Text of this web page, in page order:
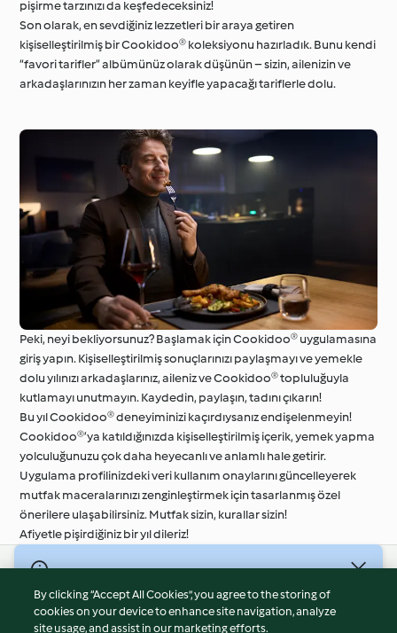
pişirme tarzınızı da keşfedeceksiniz!
Son olarak, en sevdiğiniz lezzetleri bir araya getiren
kişiselleştirilmiş bir Cookidoo® koleksiyonu hazırladık. Bunu kendi
“favori tarifler” albümünüz olarak düşünün – sizin, ailenizin ve
arkadaşlarınızın her zaman keyifle yapacağı tariflerle dolu.
Peki, neyi bekliyorsunuz? Başlamak için Cookidoo® uygulamasına
giriş yapın. Kişiselleştirilmiş sonuçlarınızı paylaşmayı ve yemekle
dolu yılınızı arkadaşlarınız, aileniz ve Cookidoo® topluluğuyla
kutlamayı unutmayın. Kaydedin, paylaşın, tadını çıkarın!
Bu yıl Cookidoo® deneyiminizi kaçırdıysanız endişelenmeyin!
Cookidoo®’ya katıldığınızda kişiselleştirilmiş içerik, yemek yapma
yolculuğunuzu çok daha heyecanlı ve anlamlı hale getirir.
Uygulama profilinizdeki veri kullanım onaylarını güncelleyerek
mutfak maceralarınızı zenginleştirmek için tasarlanmış özel
önerilere ulaşabilirsiniz. Mutfak sizin, kurallar sizin!
Afiyetle pişirdiğiniz bir yıl dileriz!
Hizmet Koşulları
By clicking “Accept All Cookies”, you agree to the storing of
cookies on your device to enhance site navigation, analyze
site usage, and assist in our marketing efforts.